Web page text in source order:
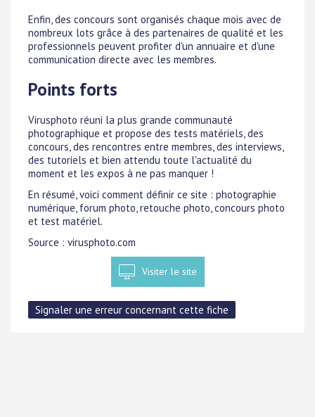
Enfin, des concours sont organisés chaque mois avec de
nombreux lots grâce à des partenaires de qualité et les
professionnels peuvent profiter d'un annuaire et d'une
communication directe avec les membres.
Points forts
Virusphoto réuni la plus grande communauté
photographique et propose des tests matériels, des
concours, des rencontres entre membres, des interviews,
des tutoriels et bien attendu toute l'actualité du
moment et les expos à ne pas manquer !
En résumé, voici comment définir ce site : photographie
numérique, forum photo, retouche photo, concours photo
et test matériel.
Source : virusphoto.com
Visiter le site